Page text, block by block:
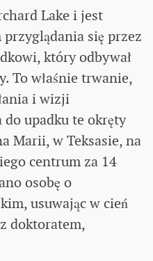
Lake i jest
przyglądania się przez
który odbywał
To właśnie trwanie,
i wizji
do upadku te okręty
Marii, w Teksasie, na
centrum za 14
osobę o
usuwając w cień
doktoratem,